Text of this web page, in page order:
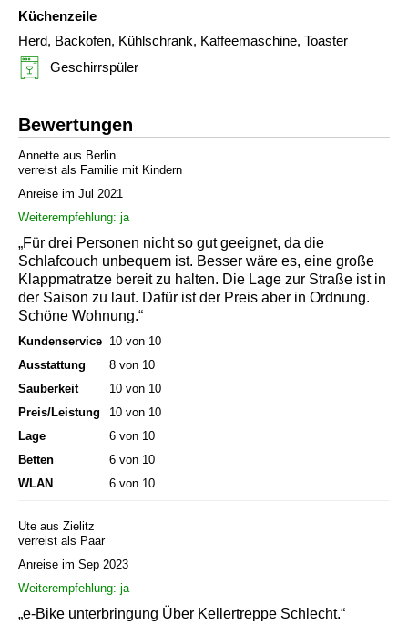
Küchenzeile
Herd, Backofen, Kühlschrank, Kaffeemaschine, Toaster
Geschirrspüler
Bewertungen
Annette aus Berlin
verreist als Familie mit Kindern
Anreise im Jul 2021
Weiterempfehlung: ja
„Für drei Personen nicht so gut geeignet, da die
Schlafcouch unbequem ist. Besser wäre es, eine große
Klappmatratze bereit zu halten. Die Lage zur Straße ist in
der Saison zu laut. Dafür ist der Preis aber in Ordnung.
Schöne Wohnung.“
Kundenservice 10 von 10
Ausstattung
8 von 10
Sauberkeit
10 von 10
Preis/Leistung
10 von 10
Lage
6 von 10
Betten
6 von 10
WLAN
6 von 10
Ute aus Zielitz
verreist als Paar
Anreise im Sep 2023
Weiterempfehlung: ja
„e-Bike unterbringung Über Kellertreppe Schlecht.“